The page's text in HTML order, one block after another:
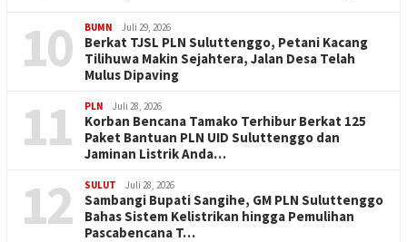
10 BUMN Juli 29, 2026
Berkat TJSL PLN Suluttenggo, Petani Kacang
Tilihuwa Makin Sejahtera, Jalan Desa Telah
Mulus Dipaving
11 PLN Juli 28, 2026
Korban Bencana Tamako Terhibur Berkat 125
Paket Bantuan PLN UID Suluttenggo dan
Jaminan Listrik Anda…
12 SULUT Juli 28, 2026
Sambangi Bupati Sangihe, GM PLN Suluttenggo
Bahas Sistem Kelistrikan hingga Pemulihan
Pascabencana T…